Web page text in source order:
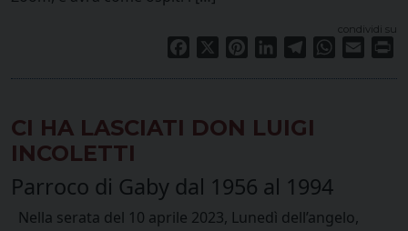
condividi su
Facebook PinterestLinkedInTelegramWhatsApp
Email
CI HA LASCIATI DON LUIGI
INCOLETTI
Parroco di Gaby dal 1956 al 1994
Nella serata del 10 aprile 2023, Lunedì dell’angelo,